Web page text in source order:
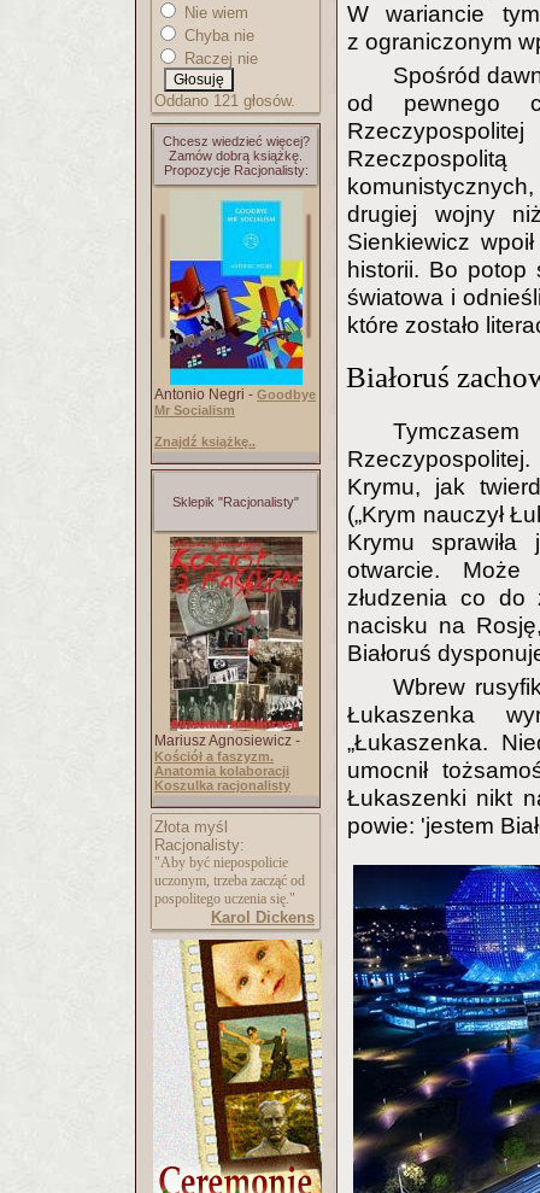
Nie wiem
Chyba nie
Raczej nie
Oddano 121 głosów.
Chcesz wiedzieć więcej?
Zamów dobrą książkę.
Propozycje Racjonalisty:
Antonio Negri - Goodbye
Mr Socialism
Znajdź książkę..
Sklepik "Racjonalisty"
Mariusz Agnosiewicz -
Kościół a faszyzm.
Anatomia kolaboracji
Koszulka racjonalisty
Złota myśl
Racjonalisty:
"Aby być niepospolicie
uczonym, trzeba zacząć od
pospolitego uczenia się."
Karol Dickens
W wariancie
z ograniczonym
Spośród
od pewnego
drugiej wojny
Sienkiewicz
historii. Bo potop
światowa i
które zostało
Białoruś
Krymu, jak
(„Krym nauczył
Krymu
otwarcie. Może
złudzenia co
nacisku na
Białoruś
Wbrew
Łukaszenka
„Łukaszenka.
umocnił
Łukaszenki nikt
powie: 'jestem